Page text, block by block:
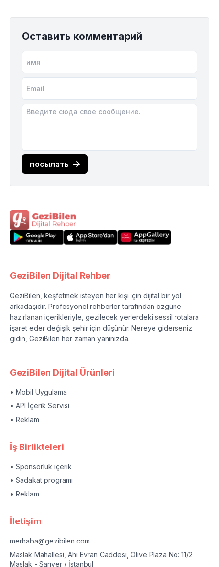
Оставить комментарий
посылать
GeziBilen Dijital Rehber
GeziBilen, keşfetmek isteyen her kişi için dijital bir yol
arkadaşıdır. Profesyonel rehberler tarafından özgüne
hazırlanan içerikleriyle, gezilecek yerlerdeki sessil rotalara
işaret eder değişik şehir için düşünür. Nereye giderseniz
gidin, GeziBilen her zaman yanınızda.
GeziBilen Dijital Ürünleri
• Mobil Uygulama
• API İçerik Servisi
• Reklam
İş Birlikteleri
• Sponsorluk içerik
• Sadakat programı
• Reklam
İletişim
merhaba@gezibilen.com
Maslak Mahallesi, Ahi Evran Caddesi, Olive Plaza No: 11/2
Maslak - Sarıyer / İstanbul